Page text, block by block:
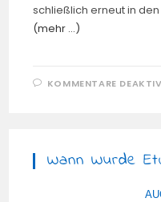
schließlich erneut in
(mehr …)
KOMMENTARE
Wann Wurde